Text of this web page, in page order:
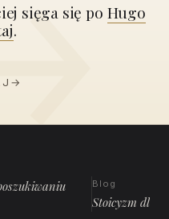
sięga się po Hugo
.
→
Blog
Stoicyzm dla